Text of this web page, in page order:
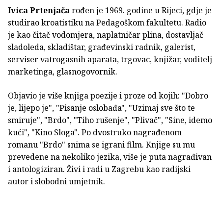
Ivica Prtenjačarođen je 1969. godine u Rijeci, gdje je
studirao kroatistiku na Pedagoškom fakultetu. Radio
je kao čitač vodomjera, naplatničar plina, dostavljač
sladoleda, skladištar, građevinski radnik, galerist,
serviser vatrogasnih aparata, trgovac, knjižar, voditelj
marketinga, glasnogovornik.
Objavio je više knjiga poezije i proze od kojih: "Dobro
je, lijepo je", "Pisanje oslobađa", "Uzimaj sve što te
smiruje", "Brdo", "Tiho rušenje", "Plivač", "Sine, idemo
kući", "Kino Sloga". Po dvostruko nagrađenom
romanu "Brdo" snima se igrani film. Knjige su mu
prevedene na nekoliko jezika, više je puta nagrađivan
i antologiziran. Živi i radi u Zagrebu kao radijski
autor i slobodni umjetnik.